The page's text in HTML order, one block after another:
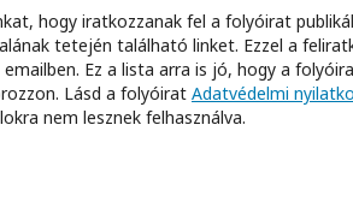
hogy iratkozzanak fel a folyóirat
tetején található linket. Ezzel a
Ez a lista arra is jó, hogy a
Lásd a folyóirat Adatvédelmi
nem lesznek felhasználva.